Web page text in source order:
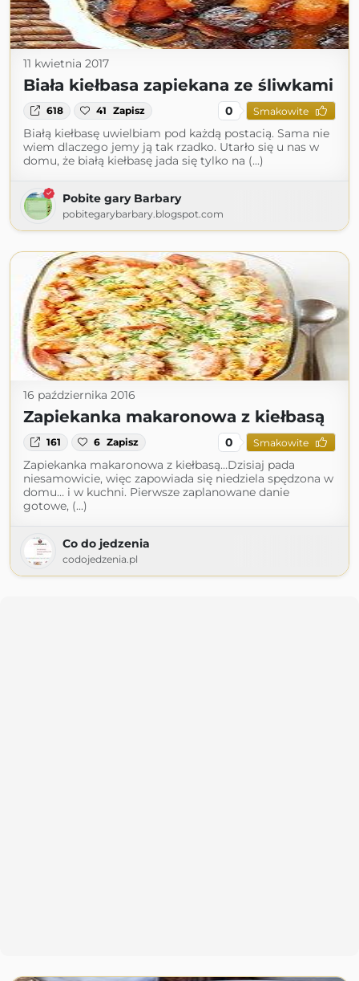
11 kwietnia 2017
Biała kiełbasa zapiekana ze śliwkami
618 41 Zapisz 0 Smakowite
Białą kiełbasę uwielbiam pod każdą postacią. Sama nie
wiem dlaczego jemy ją tak rzadko. Utarło się u nas w
domu, że białą kiełbasę jada się tylko na (...)
Pobite gary Barbary
pobitegarybarbary.blogspot.com
16 października 2016
Zapiekanka makaronowa z kiełbasą
161 6 Zapisz 0 Smakowite
Zapiekanka makaronowa z kiełbasą…Dzisiaj pada
niesamowicie, więc zapowiada się niedziela spędzona w
domu… i w kuchni. Pierwsze zaplanowane danie
gotowe, (...)
Co do jedzenia
codojedzenia.pl